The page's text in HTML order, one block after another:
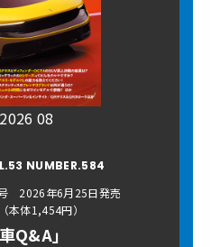
08
NUMBER.584
2026年6月25日発売
本体1,454円）
Q&A」